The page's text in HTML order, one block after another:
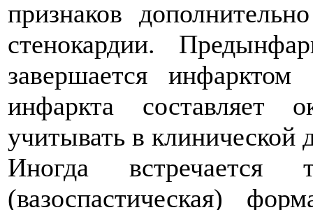
признаков
стенокардии.
завершается инфарктом
инфаркта составляет
учитывать в клинической
Иногда встречается
(вазоспастическая)